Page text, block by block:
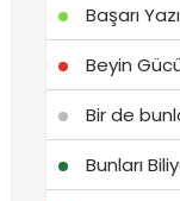
Başarı
Beyin
Bir de
Bunları